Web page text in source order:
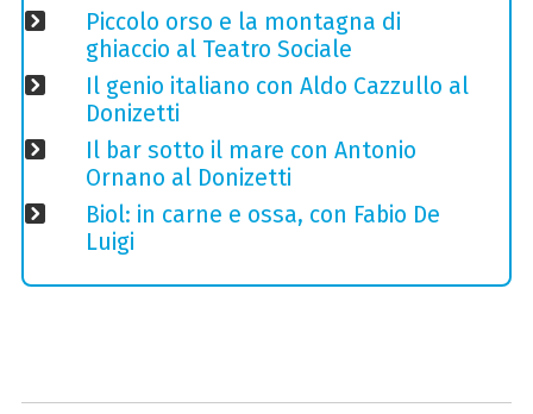
Piccolo orso e la montagna di
ghiaccio al Teatro Sociale
Il genio italiano con Aldo Cazzullo al
Donizetti
Il bar sotto il mare con Antonio
Ornano al Donizetti
Biol: in carne e ossa, con Fabio De
Luigi